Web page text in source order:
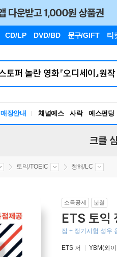
CD/LP DVD/BD 문구/GIFT 티
매장안내 채널예스 사락 예스펀딩
크클
토익/TOEIC 청해/LC
소득공제 분철
ETS 토익
집 + 정기시험 성우
ETS 저 YBM(와